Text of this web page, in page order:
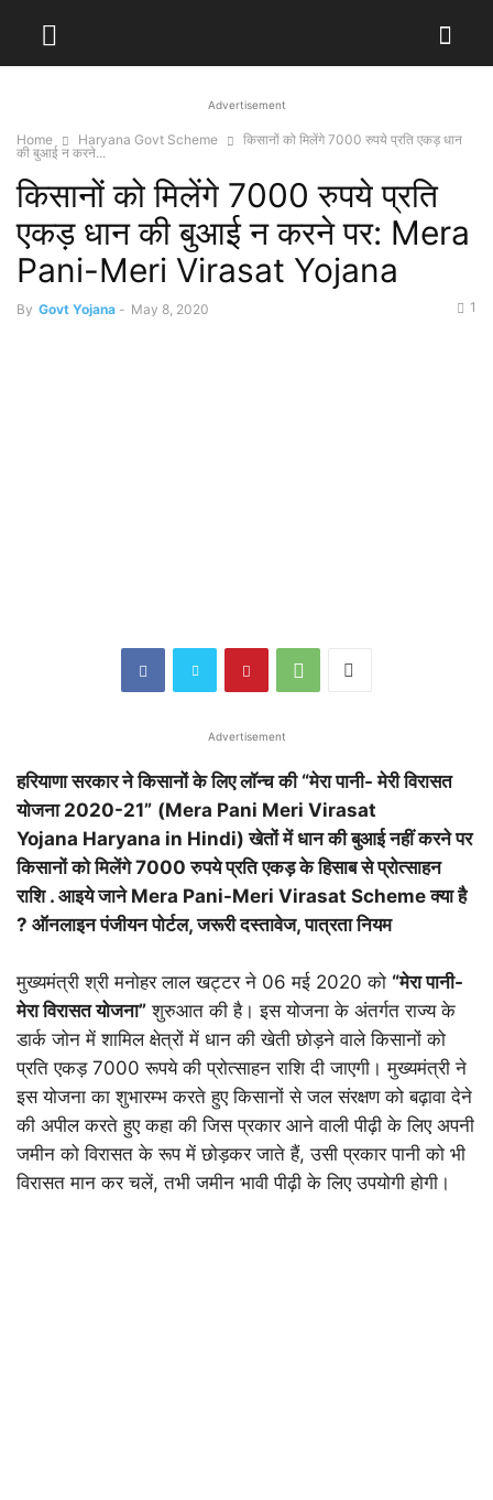
Advertisement
Home Haryana Govt Scheme
किसानों को मिलेंगे 7000 रुपये प्रति एकड़ धान
की बुआई न करने...
किसानों को मिलेंगे 7000 रुपये प्रति
एकड़ धान की बुआई न करने पर: Mera
Pani-Meri Virasat Yojana
By Govt Yojana - May 8, 2020 1
Advertisement
हरियाणा सरकार ने किसानों के लिए लॉन्च की “मेरा पानी- मेरी विरासत
योजना 2020-21” (Mera Pani Meri Virasat
Yojana Haryana in Hindi) खेतों में धान की बुआई नहीं करने पर
किसानों को मिलेंगे 7000 रुपये प्रति एकड़ के हिसाब से प्रोत्साहन
राशि . आइये जाने Mera Pani-Meri Virasat Scheme क्या है
? ऑनलाइन पंजीयन पोर्टल, जरूरी दस्तावेज, पात्रता नियम
मुख्यमंत्री श्री मनोहर लाल खट्टर ने 06 मई 2020 को “मेरा पानी-
मेरा विरासत योजना” शुरुआत की है। इस योजना के अंतर्गत राज्य के
डार्क जोन में शामिल क्षेत्रों में धान की खेती छोड़ने वाले किसानों को
प्रति एकड़ 7000 रूपये की प्रोत्साहन राशि दी जाएगी। मुख्यमंत्री ने
इस योजना का शुभारम्भ करते हुए किसानों से जल संरक्षण को बढ़ावा देने
की अपील करते हुए कहा की जिस प्रकार आने वाली पीढ़ी के लिए अपनी
जमीन को विरासत के रूप में छोड़कर जाते हैं, उसी प्रकार पानी को भी
विरासत मान कर चलें, तभी जमीन भावी पीढ़ी के लिए उपयोगी होगी।